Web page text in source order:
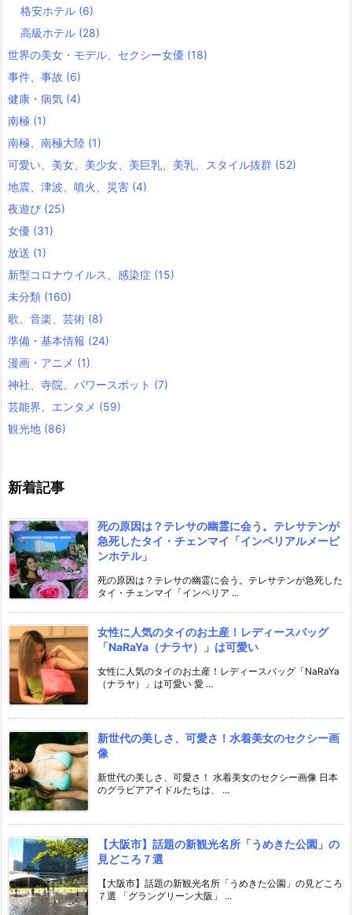
格安ホテル (6)
高級ホテル (28)
世界の美女・モデル、セクシー女優 (18)
事件、事故 (6)
健康・病気 (4)
南極 (1)
南極、南極大陸 (1)
可愛い、美女、美少女、美巨乳、美乳、スタイル抜群 (52)
地震、津波、噴火、災害 (4)
夜遊び (25)
女優 (31)
放送 (1)
新型コロナウイルス、感染症 (15)
未分類 (160)
歌、音楽、芸術 (8)
準備・基本情報 (24)
漫画・アニメ (1)
神社、寺院、パワースポット (7)
芸能界、エンタメ (59)
観光地 (86)
新着記事
死の原因は？テレサの幽霊に会う。テレサテンが
急死したタイ・チェンマイ「インペリアルメーピ
ンホテル」
死の原因は？テレサの幽霊に会う。テレサテンが急死した
タイ・チェンマイ「インペリア ...
女性に人気のタイのお土産！レディースバッグ
「NaRaYa（ナラヤ）」は可愛い
女性に人気のタイのお土産！レディースバッグ「NaRaYa
（ナラヤ）」は可愛い 愛 ...
新世代の美しさ、可愛さ！水着美女のセクシー画
像
新世代の美しさ、可愛さ！ 水着美女のセクシー画像 日本
のグラビアアイドルたちは、 ...
【大阪市】話題の新観光名所「うめきた公園」の
見どころ７選
【大阪市】話題の新観光名所「うめきた公園」の見どころ
７選 「グラングリーン大阪」 ...